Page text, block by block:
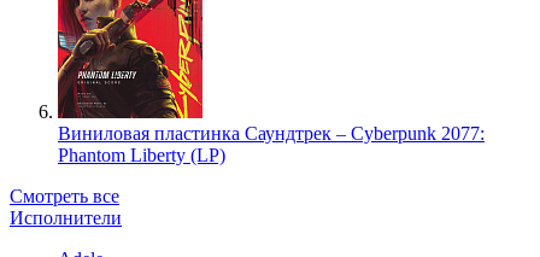
Виниловая пластинка Саундтрек – Cyberpunk 2077:
Phantom Liberty (LP)
Смотреть все
Исполнители